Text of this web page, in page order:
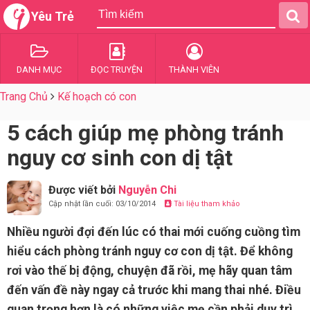
Yêu Trẻ
DANH MỤC ĐỌC TRUYỆN THÀNH VIÊN
Trang Chủ Kế hoạch có con
5 cách giúp mẹ phòng tránh
nguy cơ sinh con dị tật
Được viết bởi Nguyễn Chi
Cập nhật lần cuối: 03/10/2014 Tài liệu tham khảo
Nhiều người đợi đến lúc có thai mới cuống cuồng tìm
hiểu cách phòng tránh nguy cơ con dị tật. Để không
rơi vào thế bị động, chuyện đã rồi, mẹ hãy quan tâm
đến vấn đề này ngay cả trước khi mang thai nhé. Điều